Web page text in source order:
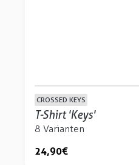
CROSSED KEYS
T-Shirt 'Keys'
8 Varianten
24,90 €